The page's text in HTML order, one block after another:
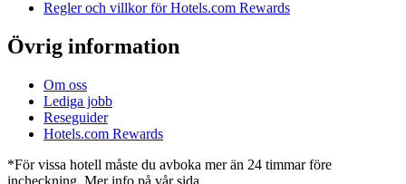
Regler och villkor för Hotels.com Rewards
Övrig information
Om oss
Lediga jobb
Reseguider
Hotels.com Rewards
*För vissa hotell måste du avboka mer än 24 timmar före